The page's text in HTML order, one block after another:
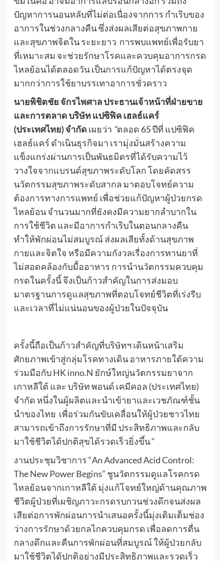
ปัญหาการนอนหลับที่ไม่ต่อเนื่องจากการ กำเริบของ
อาการในช่วงกลางคืน ซึ่งส่งผลเสียต่อสุขภาพกาย
และสุขภาพจิตใน ระยะยาว การพบแพทย์เพื่อรับยา
ที่เหมาะสม จะช่วยรักษาโรคและควบคุมอาการกรด
ไหลย้อนได้ตลอดวัน เป็นการแก้ปัญหาได้ตรงจุด
มากกว่าการใช้ยาบรรเทาอาการชั่วคราว
นายพิชิตชัย จักรไพศาล ประธานเจ้าหน้าที่ฝ่ายขาย
และการตลาด บริษัท แปซิฟิคเฮลธ์แคร์
(ประเทศไทย) จำกัด เผยว่า “ตลอด 65 ปีที่ แปซิฟิค
เฮลธ์แคร์ ดำเนินธุรกิจมา เรามุ่งมั่นสร้างความ
แข็งแกร่งผ่านการเป็นพันธมิตรที่ได้รับความไว้
วางใจจากแบรนด์สุขภาพระดับโลก โดยคัดสรร
นวัตกรรมสุขภาพระดับสากล มาตอบโจทย์ความ
ต้องการทางการแพทย์ เพื่อช่วยแก้ปัญหาผู้ป่วยกรด
ไหลย้อน จำนวนมากที่ยังคงมีความยากลำบากใน
การใช้ชีวิต และมีอาการกำเริบในตอนกลางคืน
ทำให้พักผ่อนไม่สมบูรณ์ ส่งผลเสียทั้งด้านสุขภาพ
กายและจิตใจ หรือมีความกังวลเรื่องการทานยาที่
ไม่สอดคล้องกับมื้ออาหาร การนำนวัตกรรมควบคุม
กรดในครั้งนี้ จึงเป็นก้าวสำคัญในการส่งมอบ
มาตรฐานการดูแลสุขภาพที่ตอบโจทย์ชีวิตที่เร่งรีบ
และเวลาที่ไม่แน่นอนของผู้ป่วยในปัจจุบัน
ครั้งนี้ถือเป็นก้าวสำคัญที่บริษัทฯ เดินหน้าเสริม
ศักยภาพเข้าสู่กลุ่มโรคทางเดิน อาหารภายใต้ความ
ร่วมมือกับ HK inno.N ยักษ์ใหญ่นวัตกรรมยาจาก
เกาหลีใต้ และ บริษัท พอนด์ เคมีคอล (ประเทศไทย)
จำกัด หนึ่งในผู้ผลิตและนำเข้ายาและเวชภัณฑ์ชั้น
นำของไทย เพื่อร่วมกันขับเคลื่อนให้ผู้ป่วยชาวไทย
สามารถเข้าถึงการรักษาที่มี ประสิทธิภาพและกลับ
มาใช้ชีวิตได้ปกติสุขได้รวดเร็วยิ่งขึ้น“
งานประชุมวิชาการ “An Advanced Acid Control:
The New Power Begins” ชูนวัตกรรมดูแลโรคกรด
ไหลย้อนจากเกาหลีใต้ มุ่งแก้โจทย์ใหญ่ด้านคุณภาพ
ชีวิตผู้ป่วยที่เผชิญภาวะกรดรบกวนช่วงดึกจนส่งผล
เสียต่อการพักผ่อนการนำเสนอครั้งนี้มุ่งเติมเต็มช่อง
ว่างการรักษาด้วยกลไกควบคุมกรด เพื่อลดการตื่น
กลางดึกและคืนการพักผ่อนที่สมบูรณ์ ให้ผู้ป่วยกลับ
มาใช้ชีวิตได้ปกติอย่างมีประสิทธิภาพและรวดเร็ว